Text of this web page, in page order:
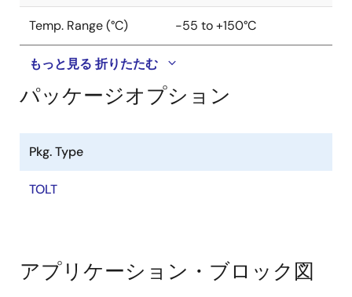
Temp. Range (°C) -55 to +150°C
もっと見る 折りたたむ
パッケージオプション
Pkg. Type
TOLT
アプリケーション・ブロック図